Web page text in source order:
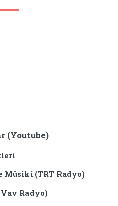
(Youtube)
Mûsikî (TRT Radyo)
Radyo)